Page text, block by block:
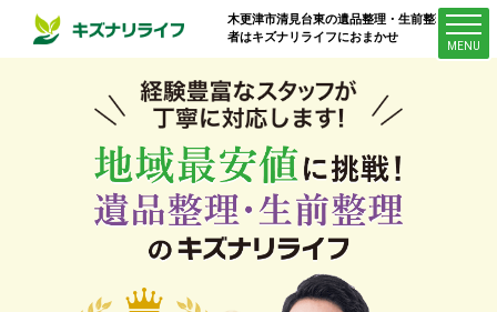
木更津市清見台東の遺品整理・生前整理業
者はキズナリライフにおまかせ